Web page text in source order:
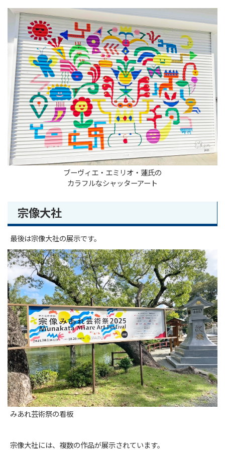
ブーヴィエ・エミリオ・蓮氏の
カラフルなシャッターアート
宗像大社
最後は宗像大社の展示です。
みあれ芸術祭の看板
宗像大社には、複数の作品が展示されています。